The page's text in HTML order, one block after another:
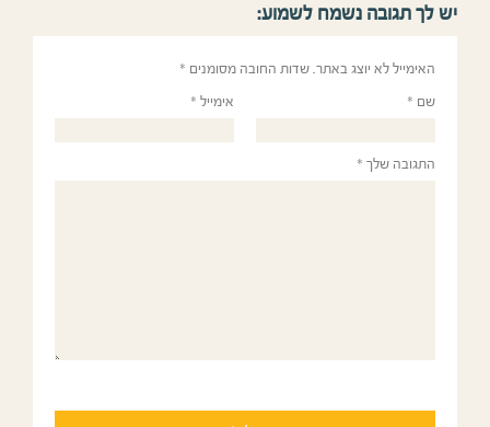
יש לך תגובה נשמח לשמוע:
האימייל לא יוצג באתר. שדות החובה מסומנים *
שם * אימייל *
התגובה שלך *